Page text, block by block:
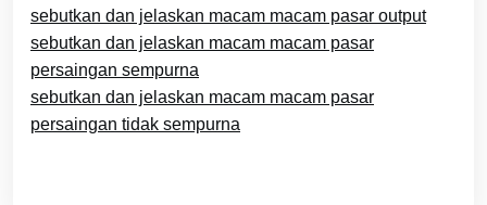
sebutkan dan jelaskan macam macam pasar output
sebutkan dan jelaskan macam macam pasar
persaingan sempurna
sebutkan dan jelaskan macam macam pasar
persaingan tidak sempurna